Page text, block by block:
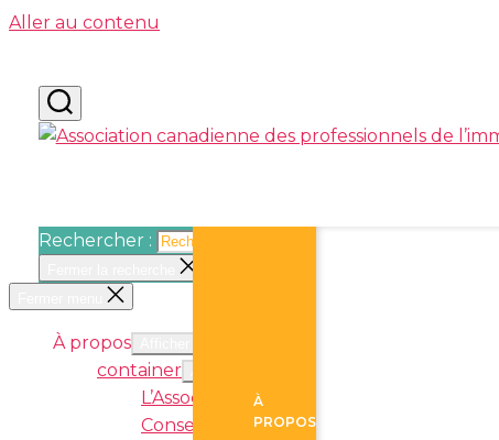
Aller au contenu
À
PROPOS
Rechercher :
À propos
container
L’Association
Conseil d’administration